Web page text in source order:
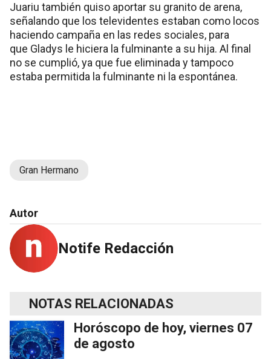
Juariu también quiso aportar su granito de arena,
señalando que los televidentes estaban como locos
haciendo campaña en las redes sociales, para
que Gladys le hiciera la fulminante a su hija. Al final
no se cumplió, ya que fue eliminada y tampoco
estaba permitida la fulminante ni la espontánea.
Gran Hermano
Autor
Notife Redacción
NOTAS RELACIONADAS
Horóscopo de hoy, viernes 07
de agosto